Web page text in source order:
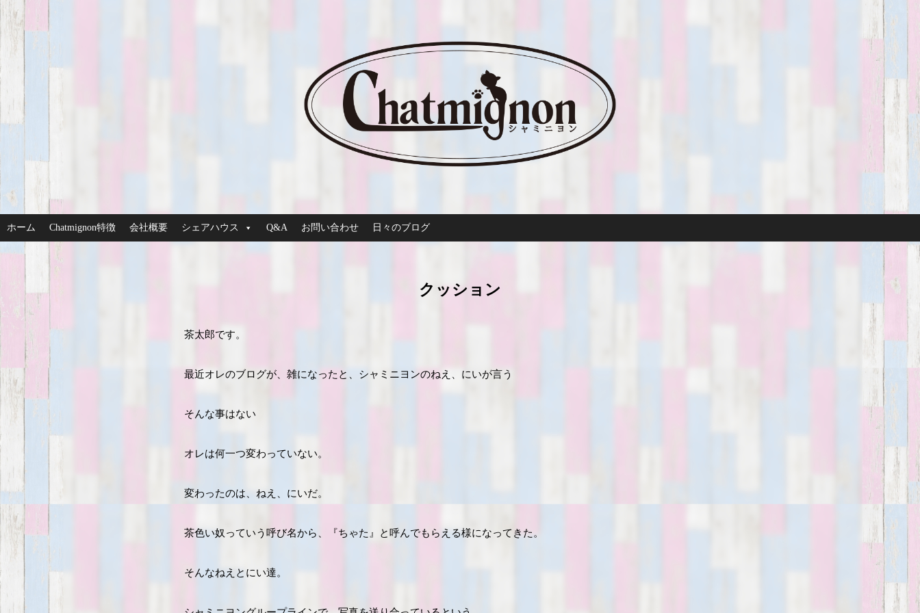
ホーム Chatmignon特徴 会社概要 シェアハウス Q&A お問い合わせ 日々のブログ
クッション
茶太郎です。
最近オレのブログが、雑になったと、シャミニヨンのねえ、にいが言う
そんな事はない
オレは何一つ変わっていない。
変わったのは、ねえ、にいだ。
茶色い奴っていう呼び名から、『ちゃた』と呼んでもらえる様になってきた。
そんなねえとにい達。